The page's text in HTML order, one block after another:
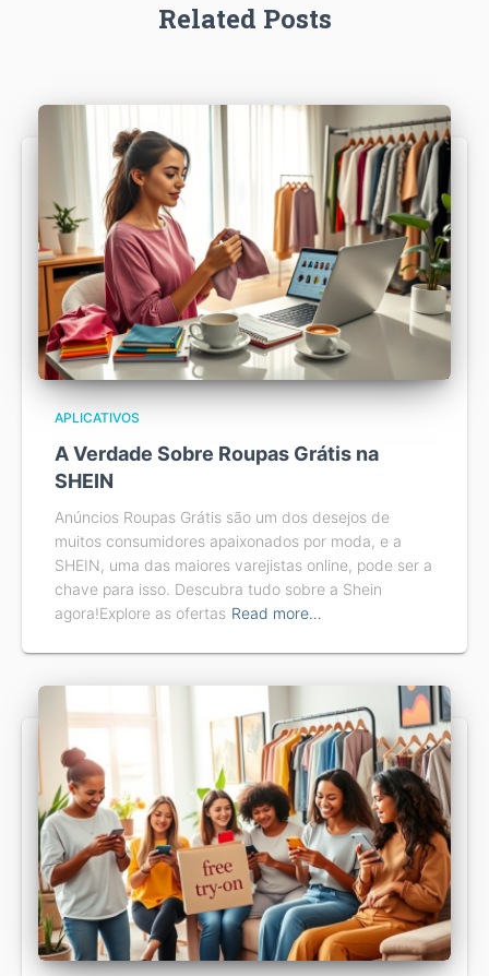
Related Posts
APLICATIVOS
A Verdade Sobre Roupas Grátis na
SHEIN
Anúncios Roupas Grátis são um dos desejos de
muitos consumidores apaixonados por moda, e a
SHEIN, uma das maiores varejistas online, pode ser a
chave para isso. Descubra tudo sobre a Shein
agora!Explore as ofertas Read more…